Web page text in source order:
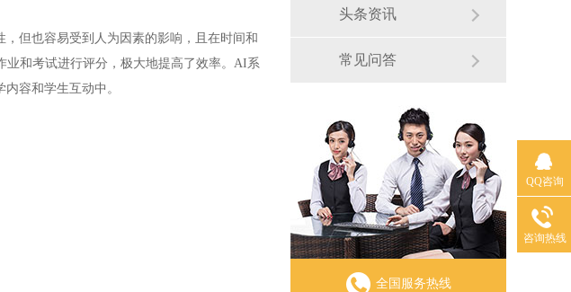
但也容易受到人为因素的影响，且在时间和
和考试进行评分，极大地提高了效率。AI系
容和学生互动中。
头条资讯
常见问答
全国服务热线
QQ咨询
咨询热线